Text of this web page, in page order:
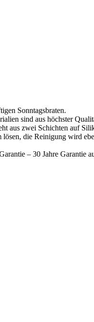
Sonntagsbraten.
sind aus höchster
aus zwei Schichten auf
die Reinigung wird
– 30 Jahre Garantie